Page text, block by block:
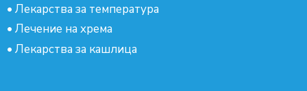
• Лекарства за температура
• Лечение на хрема
• Лекарства за кашлица